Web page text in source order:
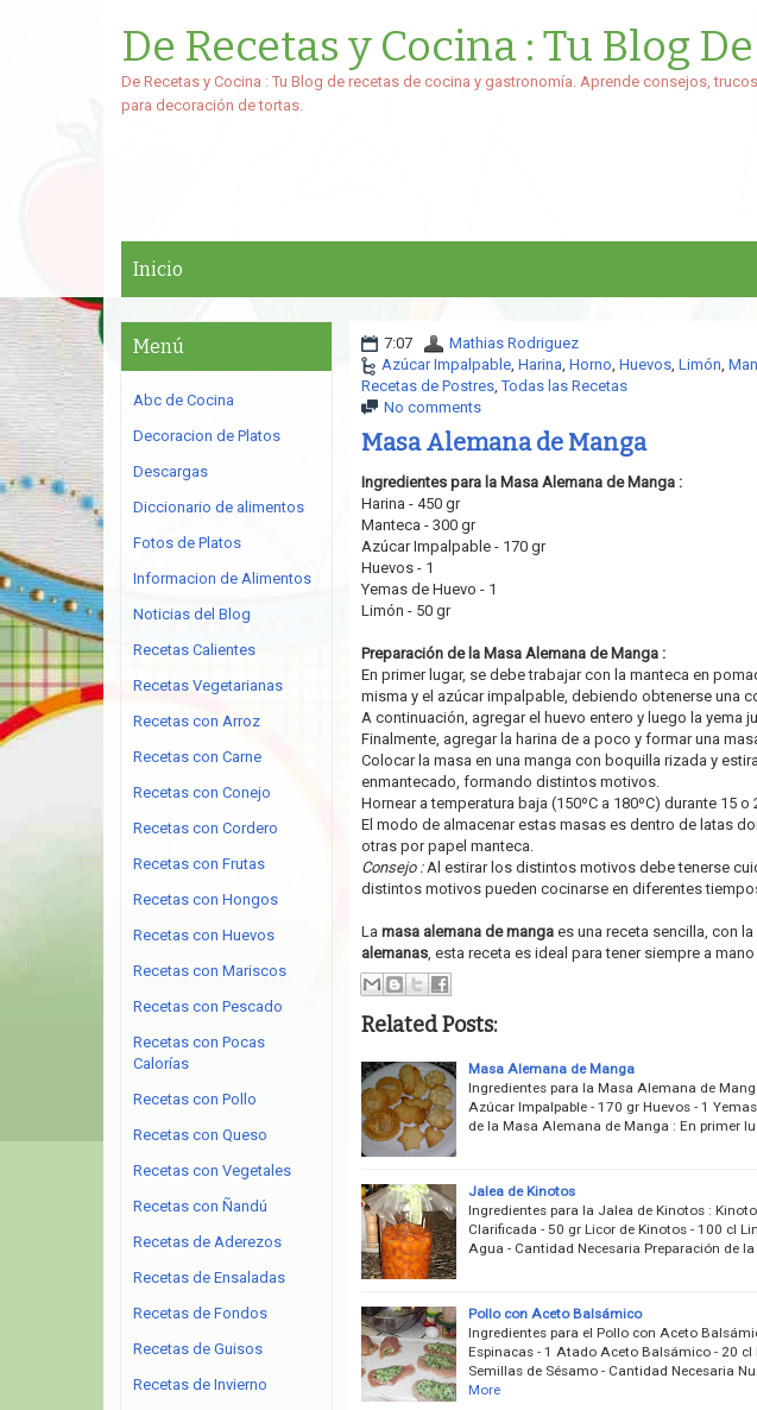
De Recetas y Cocina : Tu Blog
De Recetas y Cocina : Tu Blog de recetas de cocina y gastronomía. Aprende consejos,
para decoración de tortas.
Inicio
7:07
Mathias Rodriguez
Azúcar Impalpable, Harina, Horno, Huevos, Limón,
Recetas de Postres,Todas las Recetas
No comments
Masa Alemana de Manga
Ingredientes para la Masa Alemana de Manga :
Harina - 450 gr
Manteca - 300 gr
Azúcar Impalpable - 170 gr
Huevos - 1
Yemas de Huevo - 1
Limón - 50 gr
Preparación de la Masa Alemana de Manga :
En primer lugar, se debe trabajar con la manteca en
misma y el azúcar impalpable, debiendo obtenerse una
A continuación, agregar el huevo entero y luego la yema
Finalmente, agregar la harina de a poco y formar una
Colocar la masa en una manga con boquilla rizada y
enmantecado, formando distintos motivos.
Hornear a temperatura baja (150ºC a 180ºC) durante 15
El modo de almacenar estas masas es dentro de latas
otras por papel manteca.
Consejo :Al estirar los distintos motivos debe tenerse
distintos motivos pueden cocinarse en diferentes
La masa alemana de mangaes una receta sencilla, con
alemanas, esta receta es ideal para tener siempre a
Related Posts:
Masa Alemana de Manga
Ingredientes para la Masa Alemana de
Azúcar Impalpable - 170 gr Huevos - 1
de la Masa Alemana de Manga : En primer
Jalea de Kinotos
Ingredientes para la Jalea de Kinotos :
Clarificada - 50 gr Licor de Kinotos - 100 cl
Agua - Cantidad Necesaria Preparación de la
Pollo con Aceto Balsámico
Ingredientes para el Pollo con Aceto
Espinacas - 1 Atado Aceto Balsámico - 20
Semillas de Sésamo - Cantidad Necesaria
More
Menú
Abc de Cocina
Decoracion de Platos
Descargas
Diccionario de alimentos
Fotos de Platos
Informacion de Alimentos
Noticias del Blog
Recetas Calientes
Recetas Vegetarianas
Recetas con Arroz
Recetas con Carne
Recetas con Conejo
Recetas con Cordero
Recetas con Frutas
Recetas con Hongos
Recetas con Huevos
Recetas con Mariscos
Recetas con Pescado
Recetas con Pocas
Calorías
Recetas con Pollo
Recetas con Queso
Recetas con Vegetales
Recetas con Ñandú
Recetas de Aderezos
Recetas de Ensaladas
Recetas de Fondos
Recetas de Guisos
Recetas de Invierno